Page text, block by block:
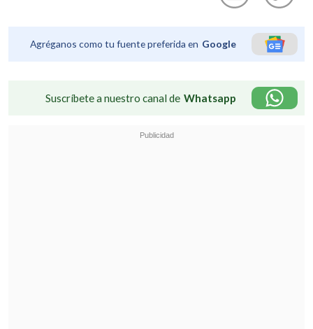
Agréganos como tu fuente preferida en Google
Suscríbete a nuestro canal de Whatsapp